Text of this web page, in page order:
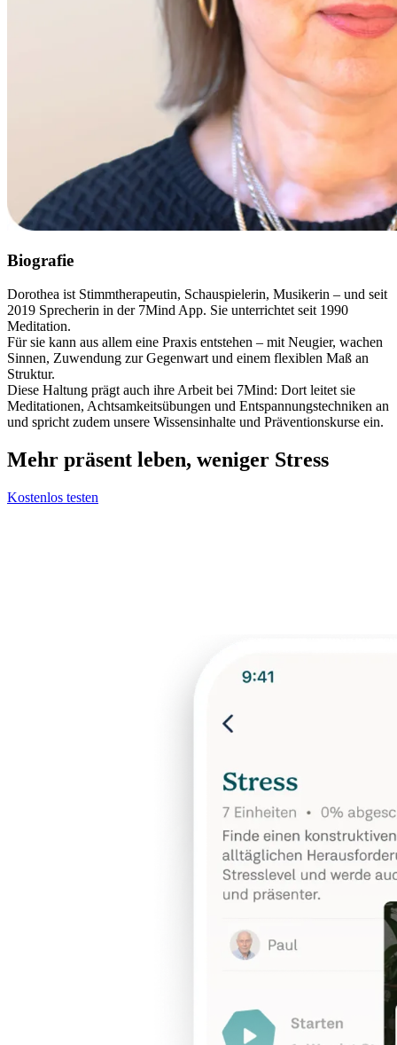
Biografie
Dorothea ist Stimmtherapeutin, Schauspielerin, Musikerin – und seit
2019 Sprecherin in der 7Mind App. Sie unterrichtet seit 1990
Meditation.
Für sie kann aus allem eine Praxis entstehen – mit Neugier, wachen
Sinnen, Zuwendung zur Gegenwart und einem flexiblen Maß an
Struktur.
Diese Haltung prägt auch ihre Arbeit bei 7Mind: Dort leitet sie
Meditationen, Achtsamkeitsübungen und Entspannungstechniken an
und spricht zudem unsere Wissensinhalte und Präventionskurse ein.
Mehr präsent leben, weniger Stress
Kostenlos testen